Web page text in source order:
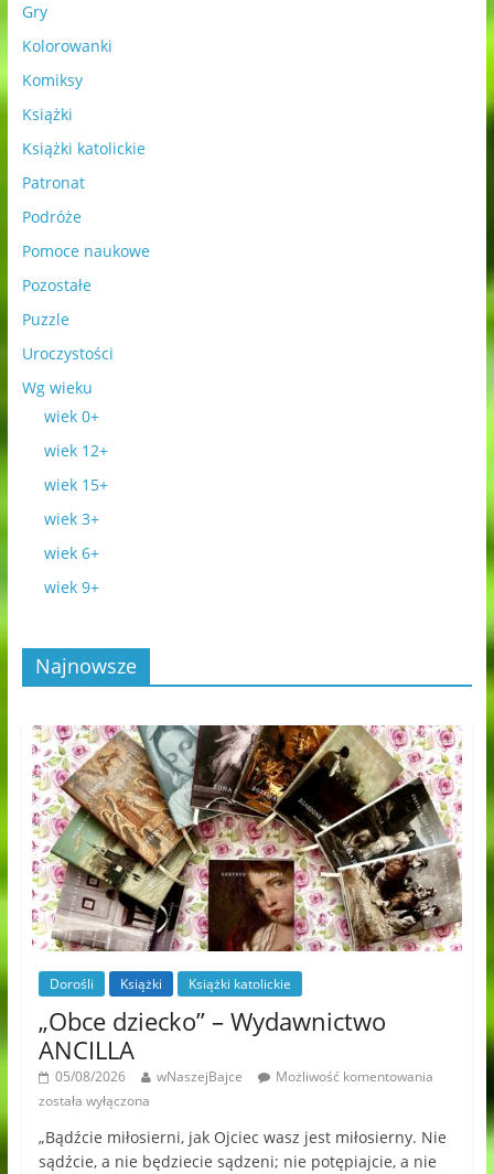
Gry
Kolorowanki
Komiksy
Książki
Książki katolickie
Patronat
Podróże
Pomoce naukowe
Pozostałe
Puzzle
Uroczystości
Wg wieku
wiek 0+
wiek 12+
wiek 15+
wiek 3+
wiek 6+
wiek 9+
Najnowsze
Dorośli Książki Książki katolickie
„Obce dziecko” – Wydawnictwo
ANCILLA
05/08/2026 wNaszejBajce
Możliwość komentowania
została wyłączona
„Bądźcie miłosierni, jak Ojciec wasz jest miłosierny. Nie
sądźcie, a nie będziecie sądzeni; nie potępiajcie, a nie